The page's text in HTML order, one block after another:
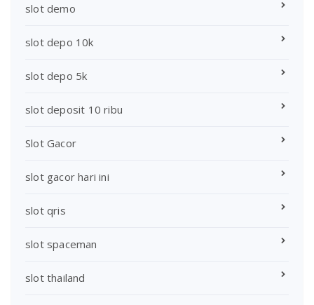
slot demo
slot depo 10k
slot depo 5k
slot deposit 10 ribu
Slot Gacor
slot gacor hari ini
slot qris
slot spaceman
slot thailand